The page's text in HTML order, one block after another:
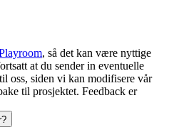
, så det kan være nyttige
at du sender in eventuelle
oss, siden vi kan modifisere vår
til prosjektet. Feedback er